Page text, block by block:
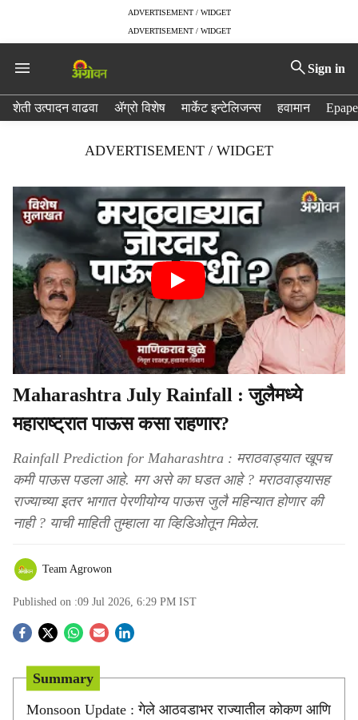
ADVERTISEMENT / WIDGET
ADVERTISEMENT / WIDGET
Sign in
e
शेती उत्पादन वाढवा ॲग्रो विशेष मार्केट इन्टेलिजन्स हवामान
ADVERTISEMENT / WIDGET
Maharashtra July Rainfall : जुलैमध्ये
महाराष्ट्रात पाऊस कसा राहणार?
Rainfall Prediction for Maharashtra : मराठवाड्यात खूपच
कमी पाऊस पडला आहे. मग असे का घडत आहे ? मराठवाड्यासह
राज्याच्या इतर भागात पेरणीयोग्य पाऊस जुलै महिन्यात होणार की
नाही ? याची माहिती तुम्हाला या व्हिडिओतून मिळेल.
Team Agrowon
Published on :09 Jul 2026, 6:29 PM IST
S
o Summary
Monsoon Update : गेले आठवडाभर राज्यातील कोकण आणि